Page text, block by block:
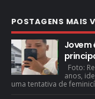
POSTAGENS MAIS
Jovem
Foto:
anos,
uma tentativa de